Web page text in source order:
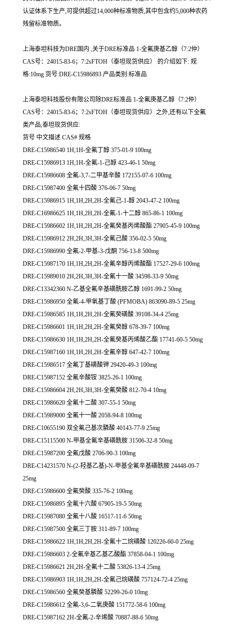
认证体系下生产,可提供超过14,000种标准物质,其中包含约5,000种农药
残留标准物质。
上海泰坦科技为DRE国内 ,关于DRE标准品 1-全氟庚基乙醇（7:2仲）
CAS号：24015-83-6；7:2sFTOH（泰坦现货供应） 的介绍如下: 规
格:10mg 货号:DRE-C15986893 产品类别:标准品
上海泰坦科技股份有限公司除DRE标准品 1-全氟庚基乙醇（7:2仲）
CAS号：24015-83-6；7:2sFTOH（泰坦现货供应）之外,还有以下全氟
类产品,泰坦现货供应:
货号 中文描述 CAS# 规格
DRE-C15986540 1H,1H-全氟丁醇 375-01-9 100mg
DRE-C15986913 1H,1H-全氟-1-己醇 423-46-1 50mg
DRE-C15986608 全氟-3,7-二甲基辛酸 172155-07-6 100mg
DRE-C15987400 全氟十四酸 376-06-7 50mg
DRE-C15986915 1H,1H,2H,2H-全氟己-1-醇 2043-47-2 100mg
DRE-C16986625 1H,1H,2H,2H-全氟-1-十二醇 865-86-1 100mg
DRE-C15986602 1H,1H,2H,2H-全氟癸基丙烯酸酯 27905-45-9 100mg
DRE-C15986912 2H,2H,3H,3H-全氟己酸 356-02-5 50mg
DRE-C15986990 全氟-2-甲基-3-戊酮 756-13-8 500mg
DRE-C15987170 1H,1H,2H,2H-全氟辛醇丙烯酸酯 17527-29-6 100mg
DRE-C15989010 2H,2H,3H,3H-全氟十一酸 34598-33-9 50mg
DRE-C13342360 N-乙基全氟辛基磺酰胺乙醇 1691-99-2 50mg
DRE-C15986950 全氟-4-甲氧基丁酸 (PFMOBA) 863090-89-5 25mg
DRE-C15986585 1H,1H,2H,2H-全氟癸磺酸 39108-34-4 25mg
DRE-C15986601 1H,1H,2H,2H-全氟癸醇 678-39-7 100mg
DRE-C15986630 1H,1H,2H,2H-全氟癸基丙烯酸乙酯 17741-60-5 50mg
DRE-C15987160 1H,1H,2H,2H-全氟辛醇 647-42-7 100mg
DRE-C15986517 全氟丁基磺酸钾 29420-49-3 100mg
DRE-C15987152 全氟辛酸铵 3825-26-1 100mg
DRE-C15986604 2H,2H,3H,3H-全氟癸酸 812-70-4 10mg
DRE-C15986620 全氟十二酸 307-55-1 50mg
DRE-C15989000 全氟十一酸 2058-94-8 100mg
DRE-C10655190 双全氟己基次膦酸 40143-77-9 25mg
DRE-C15115500 N-甲基全氟辛基磺酰胺 31506-32-8 50mg
DRE-C15987200 全氟戊酸 2706-90-3 100mg
DRE-C14231570 N-(2-羟基乙基)-N-甲基全氟辛基磺酰胺 24448-09-7
25mg
DRE-C15986600 全氟癸酸 335-76-2 100mg
DRE-C15986895 全氟十六酸 67905-19-5 50mg
DRE-C15987080 全氟十八酸 16517-11-6 50mg
DRE-C15987500 全氟三丁胺 311-89-7 100mg
DRE-C15986622 1H,1H,2H,2H-全氟十二烷磺酸 120226-60-0 25mg
DRE-C15986603 2-全氟辛基乙基乙酸酯 37858-04-1 100mg
DRE-C15986621 2H,2H-全氟十二酸 53826-13-4 25mg
DRE-C15986903 1H,1H,2H,2H-全氟己烷磺酸 757124-72-4 25mg
DRE-C15986560 全氟癸基膦酸 52299-26-0 10mg
DRE-C15986612 全氟-3,6-二氧庚酸 151772-58-6 100mg
DRE-C15987162 2H-全氟-2-辛烯酸 70887-88-6 50mg